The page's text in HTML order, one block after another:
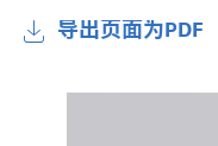
导出页面为PDF